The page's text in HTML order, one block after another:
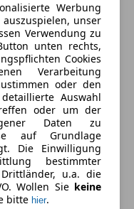
Werbung
unser
Verwendung zu
unten rechts,
Cookies
Verarbeitung
oder den
Auswahl
oder um der
Daten zu
auf Grundlage
Die Einwilligung
bestimmter
u.a. die
Wollen Sie keine
bitte hier.